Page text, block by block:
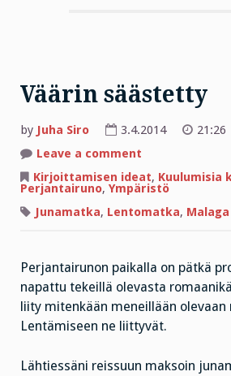
Väärin säästetty
by Juha Siro 3.4.2014
21:26
Leave a comment
säästetty
Kirjoittamisen ideat, Kuulumisia
Perjantairuno, Ympäristö
Junamatka, Lentomatka, Malaga
Perjantairunon paikalla on pätkä
napattu tekeillä olevasta
liity mitenkään meneillään olevaan
Lentämiseen ne liittyvät.
Lähtiessäni reissuun maksoin